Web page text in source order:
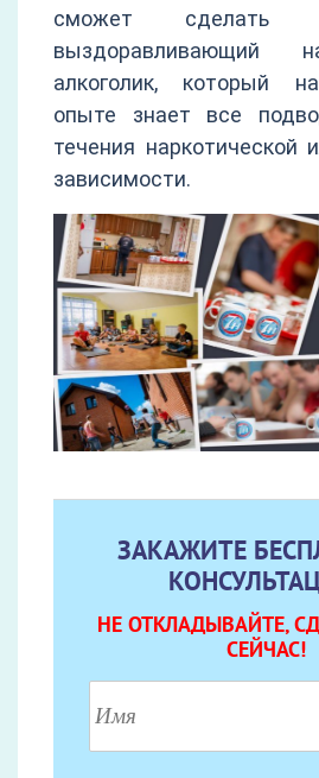
сможет сделать
выздоравливающий
алкоголик, который
опыте знает все
течения наркотической
зависимости.
ЗАКАЖИТЕ
НЕ ОТКЛАДЫВАЙТЕ,
СЕЙЧАС!